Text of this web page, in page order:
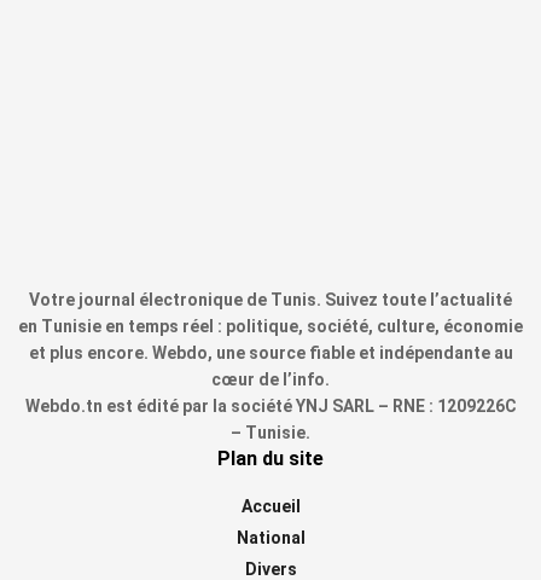
Votre journal électronique de Tunis. Suivez toute l’actualité
en Tunisie en temps réel : politique, société, culture, économie
et plus encore. Webdo, une source fiable et indépendante au
cœur de l’info.
Webdo.tn est édité par la société YNJ SARL – RNE : 1209226C
– Tunisie.
Plan du site
Accueil
National
Divers